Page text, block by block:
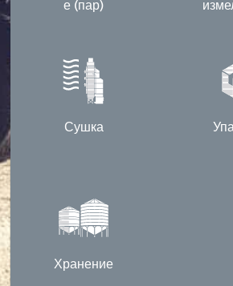
е (пар)
Сушка
Хранение